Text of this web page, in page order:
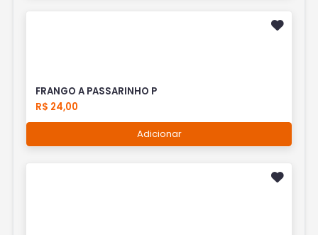
FRANGO A PASSARINHO P
R$ 24,00
Adicionar